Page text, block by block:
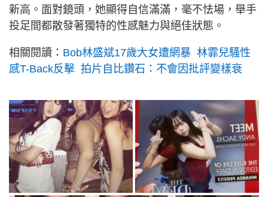
新高。面對鏡頭，她顯得自信滿滿，毫不怯場，舉手
投足間都散發著獨特的性感魅力與絕佳狀態。
相關閱讀： Bob林盛斌17歲大女遭網暴 林霏兒騷性
感T-Back反擊 拍片自比鑽石：不會因批評變樣衰